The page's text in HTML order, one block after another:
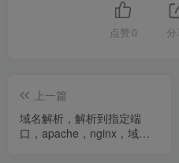
点赞 0 分
上一篇
域名解析，解析到指定端
口，apache，nginx，域名